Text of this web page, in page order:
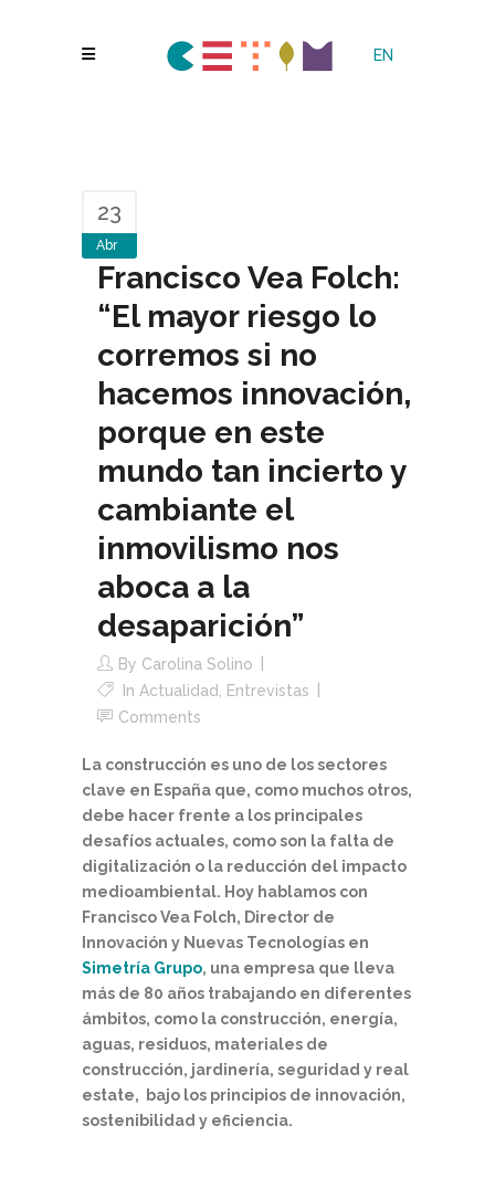
EN
23
Abr
Francisco Vea Folch:
“El mayor riesgo lo
corremos si no
hacemos innovación,
porque en este
mundo tan incierto y
cambiante el
inmovilismo nos
aboca a la
desaparición”
By Carolina Solino
In Actualidad
Entrevistas
Comments
La construcción es uno de los sectores
clave en España que, como muchos otros,
debe hacer frente a los principales
desafíos actuales, como son la falta de
digitalización o la reducción del impacto
medioambiental. Hoy hablamos con
Francisco Vea Folch, Director de
Innovación y Nuevas Tecnologías en
Simetría Grupo, una empresa que lleva
más de 80 años trabajando en diferentes
ámbitos, como la construcción, energía,
aguas, residuos, materiales de
construcción, jardinería, seguridad y real
estate, bajo los principios de innovación,
sostenibilidad y eficiencia.